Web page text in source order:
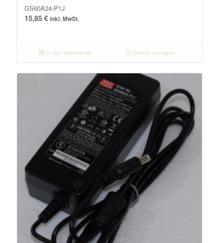
GS60A24-P1J
15,85€ inkl. MwSt.
In den Warenkorb Details anzeigen